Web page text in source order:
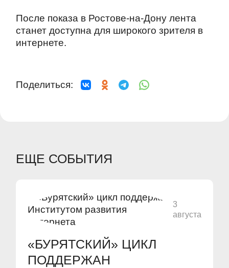
После показа в Ростове-на-Дону лента
станет доступна для широкого зрителя в
интернете.
Поделиться:
ЕЩЕ СОБЫТИЯ
3
августа
«БУРЯТСКИЙ» ЦИКЛ
ПОДДЕРЖАН